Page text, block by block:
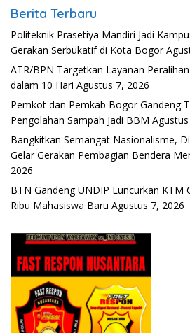
Berita Terbaru
Politeknik Prasetiya Mandiri Jadi
Gerakan Serbukatif di Kota Bogor
ATR/BPN Targetkan Layanan
dalam 10 Hari Agustus 7, 2026
Pemkot dan Pemkab Bogor Gandeng
Pengolahan Sampah Jadi BBM
Bangkitkan Semangat Nasionalisme,
Gelar Gerakan Pembagian Bendera
2026
BTN Gandeng UNDIP Luncurkan KTM
Ribu Mahasiswa Baru Agustus 7, 2026